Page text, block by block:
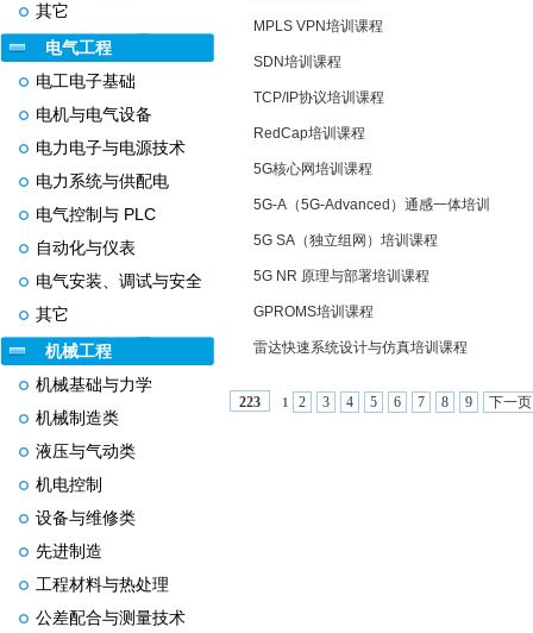
其它
电气工程
电工电子基础
电机与电气设备
电力电子与电源技术
电力系统与供配电
电气控制与 PLC
自动化与仪表
电气安装、调试与安全
其它
机械工程
机械基础与力学
机械制造类
液压与气动类
机电控制
设备与维修类
先进制造
工程材料与热处理
公差配合与测量技术
MPLS VPN培训课程
SDN培训课程
TCP/IP协议培训课程
RedCap培训课程
5G核心网培训课程
5G-A（5G-Advanced）通感一体培训
5G SA（独立组网）培训课程
5G NR 原理与部署培训课程
GPROMS培训课程
雷达快速系统设计与仿真培训课程
223 1 2 3 4 5 6 7 8 9 下一页